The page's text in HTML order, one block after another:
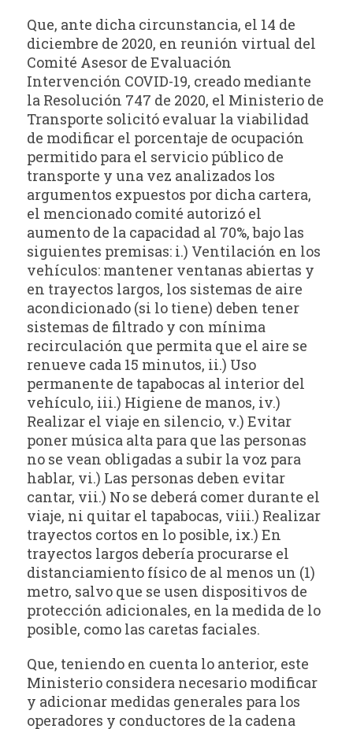
Que, ante dicha circunstancia, el 14 de
diciembre de 2020, en reunión virtual del
Comité Asesor de Evaluación
Intervención COVID-19, creado mediante
la Resolución 747 de 2020, el Ministerio de
Transporte solicitó evaluar la viabilidad
de modificar el porcentaje de ocupación
permitido para el servicio público de
transporte y una vez analizados los
argumentos expuestos por dicha cartera,
el mencionado comité autorizó el
aumento de la capacidad al 70%, bajo las
siguientes premisas: i.) Ventilación en los
vehículos: mantener ventanas abiertas y
en trayectos largos, los sistemas de aire
acondicionado (si lo tiene) deben tener
sistemas de filtrado y con mínima
recirculación que permita que el aire se
renueve cada 15 minutos, ii.) Uso
permanente de tapabocas al interior del
vehículo, iii.) Higiene de manos, iv.)
Realizar el viaje en silencio, v.) Evitar
poner música alta para que las personas
no se vean obligadas a subir la voz para
hablar, vi.) Las personas deben evitar
cantar, vii.) No se deberá comer durante el
viaje, ni quitar el tapabocas, viii.) Realizar
trayectos cortos en lo posible, ix.) En
trayectos largos debería procurarse el
distanciamiento físico de al menos un (1)
metro, salvo que se usen dispositivos de
protección adicionales, en la medida de lo
posible, como las caretas faciales.
Que, teniendo en cuenta lo anterior, este
Ministerio considera necesario modificar
y adicionar medidas generales para los
operadores y conductores de la cadena